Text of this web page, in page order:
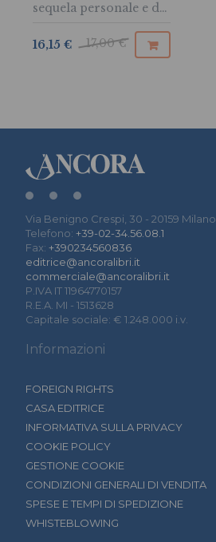
sequela personale e di
spiritualità, arte e
17,00 €
16,15 €
Via Benigno Crespi, 30 - 20159 Milano
Telefono: +39-02-34.56.08.1
Fax: +390234560836
editrice@ancoralibri.it
commerciale@ancoralibri.it
P.IVA IT 11964770157
R.E.A. MI - 1513628
Capitale sociale: € 1.248.000 i.v.
Informazioni
FOREIGN RIGHTS
CASA EDITRICE
INFORMATIVA SULLA PRIVACY
COOKIE POLICY
GESTIONE COOKIE
CONDIZIONI GENERALI DI VENDITA
SPESE E TEMPI DI SPEDIZIONE
WHISTEBLOWING